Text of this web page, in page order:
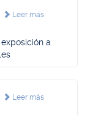
Leer más
a
Leer más